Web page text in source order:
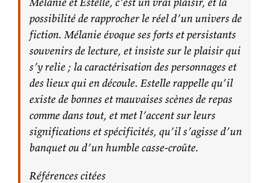
possibilité de rapprocher le réel d’un univers de
fiction. Mélanie évoque ses forts et persistants
souvenirs de lecture, et insiste sur le plaisir qui
s’y relie ; la caractérisation des personnages et
des lieux qui en découle. Estelle rappelle qu’il
existe de bonnes et mauvaises scènes de repas
comme dans tout, et met l’accent sur leurs
significations et spécificités, qu’il s’agisse d’un
banquet ou d’un humble casse-croûte.
Références citées